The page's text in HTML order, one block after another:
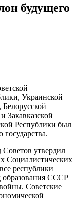
будущего
Украинской
Белорусской
Закавказской
Республики был
Советов утвердил
Социалистических
республики
образования СССР
Советские